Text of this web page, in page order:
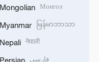
Mongolian Монгол
Myanmar မြန်မာဘာသာ
Nepali नेपाली
Persian فارسی